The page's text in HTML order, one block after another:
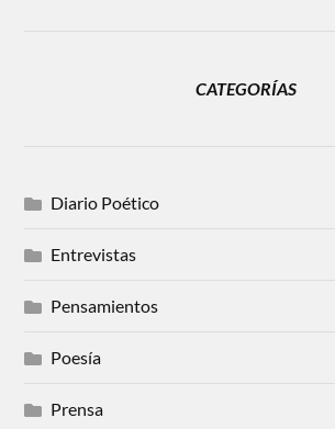
CATEGORÍAS
Diario Poético
Entrevistas
Pensamientos
Poesía
Prensa